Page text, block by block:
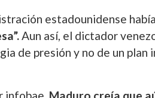
estadounidense
Aun así, el dictador
de presión y no de un plan